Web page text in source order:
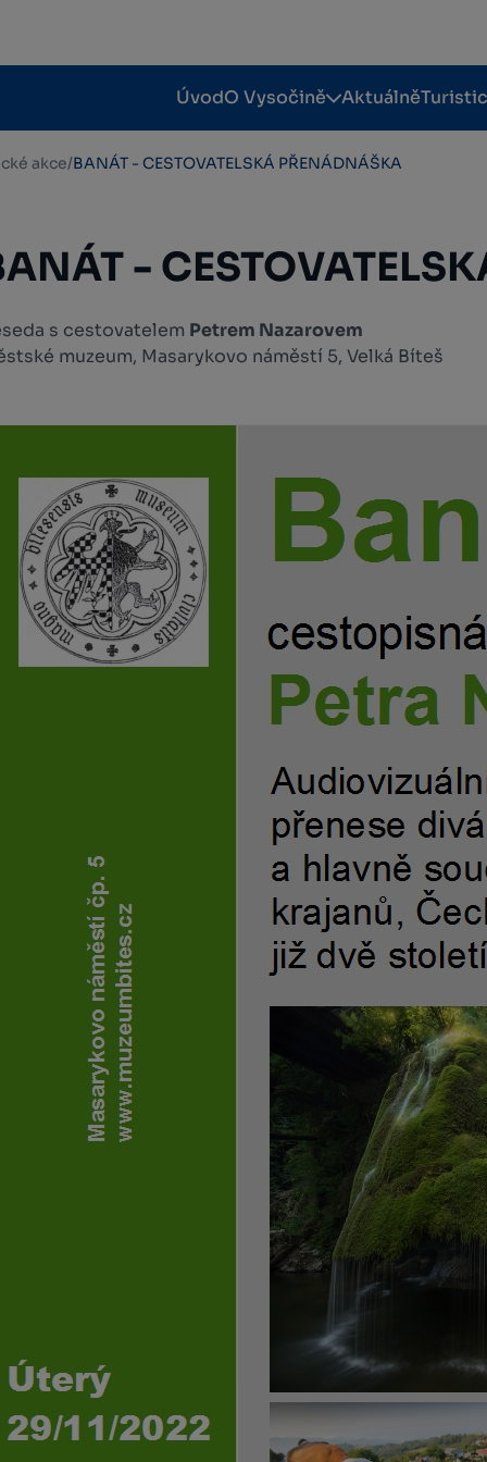
ÚvodO Vysočině Aktuálně
akce/BANÁT - CESTOVATELSKÁ PŘENÁDNÁŠKA
-
s cestovatelem Petrem Nazarovem
muzeum, Masarykovo náměstí 5, Velká Bíteš